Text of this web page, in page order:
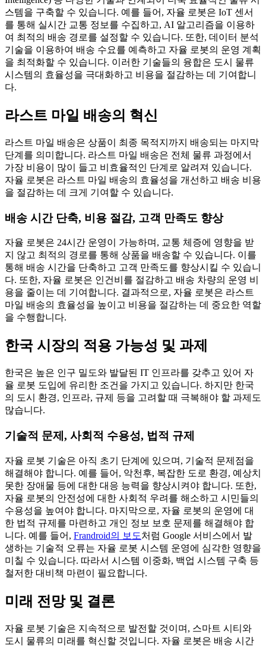
스템을 구축할 수 있습니다. 예를 들어, 자율 로봇은 IoT 센서
를 통해 실시간 교통 정보를 수집하고, AI 알고리즘을 이용하
여 최적의 배송 경로를 설정할 수 있습니다. 또한, 데이터 분석
기술을 이용하여 배송 수요를 예측하고 자율 로봇의 운영 계획
을 최적화할 수 있습니다. 이러한 기술들의 융합은 도시 물류
시스템의 효율성을 극대화하고 비용을 절감하는 데 기여합니
다.
라스트 마일 배송의 혁신
라스트 마일 배송은 상품이 최종 목적지까지 배송되는 마지막
단계를 의미합니다. 라스트 마일 배송은 전체 물류 과정에서
가장 비용이 많이 들고 비효율적인 단계로 알려져 있습니다.
자율 로봇은 라스트 마일 배송의 효율성을 개선하고 배송 비용
을 절감하는 데 크게 기여할 수 있습니다.
배송 시간 단축, 비용 절감, 고객 만족도 향상
자율 로봇은 24시간 운영이 가능하며, 교통 체증에 영향을 받
지 않고 최적의 경로를 통해 상품을 배송할 수 있습니다. 이를
통해 배송 시간을 단축하고 고객 만족도를 향상시킬 수 있습니
다. 또한, 자율 로봇은 인건비를 절감하고 배송 차량의 운영 비
용을 줄이는 데 기여합니다. 결과적으로, 자율 로봇은 라스트
마일 배송의 효율성을 높이고 비용을 절감하는 데 중요한 역할
을 수행합니다.
한국 시장의 적용 가능성 및 과제
한국은 높은 인구 밀도와 발달된 IT 인프라를 갖추고 있어 자
율 로봇 도입에 유리한 조건을 가지고 있습니다. 하지만 한국
의 도시 환경, 인프라, 규제 등을 고려할 때 극복해야 할 과제도
많습니다.
기술적 문제, 사회적 수용성, 법적 규제
자율 로봇 기술은 아직 초기 단계에 있으며, 기술적 문제점을
해결해야 합니다. 예를 들어, 악천후, 복잡한 도로 환경, 예상치
못한 장애물 등에 대한 대응 능력을 향상시켜야 합니다. 또한,
자율 로봇의 안전성에 대한 사회적 우려를 해소하고 시민들의
수용성을 높여야 합니다. 마지막으로, 자율 로봇의 운영에 대
한 법적 규제를 마련하고 개인 정보 보호 문제를 해결해야 합
니다. 예를 들어, Frandroid의 보도처럼 Google 서비스에서 발
생하는 기술적 오류는 자율 로봇 시스템 운영에 심각한 영향을
미칠 수 있습니다. 따라서 시스템 이중화, 백업 시스템 구축 등
철저한 대비책 마련이 필요합니다.
미래 전망 및 결론
자율 로봇 기술은 지속적으로 발전할 것이며, 스마트 시티와
도시 물류의 미래를 혁신할 것입니다. 자율 로봇은 배송 시간